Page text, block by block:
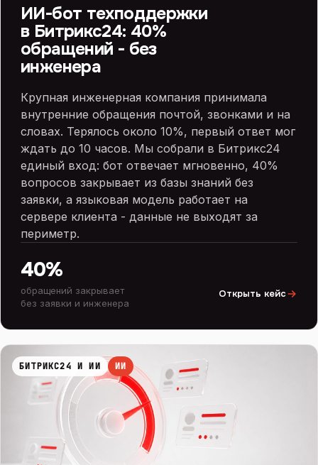
БИТРИКС24 И ИИ
ИИ-бот техподдержки
в Битрикс24: 40%
обращений - без
инженера
Крупная инженерная компания принимала
внутренние обращения почтой, звонками и на
словах. Терялось около 10%, первый ответ мог
ждать до 10 часов. Мы собрали в Битрикс24
единый вход: бот отвечает мгновенно, 40%
вопросов закрывает из базы знаний без
заявки, а языковая модель работает на
сервере клиента - данные не выходят за
периметр.
40%
обращений закрывает
без заявки и инженера
Открыть кейс
БИТРИКС24 И ИИ ИИ